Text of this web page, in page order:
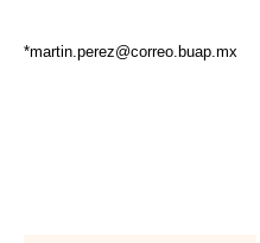
*martin.perez@correo.buap.mx